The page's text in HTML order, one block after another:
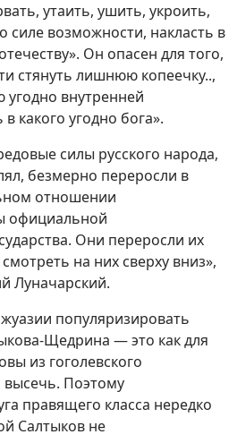
утаить, ушить, укроить,
силе возможности, накласть в
Он опасен для того,
стянуть лишнюю копеечку..,
угодно внутренней
какого угодно бога».
силы русского народа,
безмерно переросли в
отношении
официальной
Они переросли их
на них сверху вниз»,
Луначарский.
популяризировать
Щедрина — это как для
из гоголевского
высечь. Поэтому
правящего класса нередко
Салтыков не